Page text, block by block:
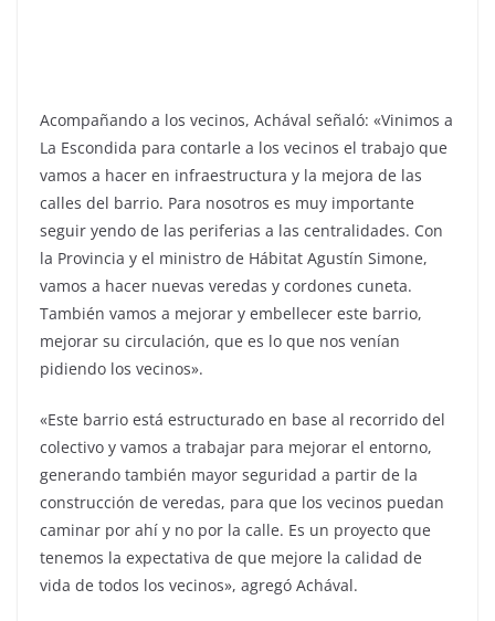
Acompañando a los vecinos, Achával señaló: «Vinimos a
La Escondida para contarle a los vecinos el trabajo que
vamos a hacer en infraestructura y la mejora de las
calles del barrio. Para nosotros es muy importante
seguir yendo de las periferias a las centralidades. Con
la Provincia y el ministro de Hábitat Agustín Simone,
vamos a hacer nuevas veredas y cordones cuneta.
También vamos a mejorar y embellecer este barrio,
mejorar su circulación, que es lo que nos venían
pidiendo los vecinos».
«Este barrio está estructurado en base al recorrido del
colectivo y vamos a trabajar para mejorar el entorno,
generando también mayor seguridad a partir de la
construcción de veredas, para que los vecinos puedan
caminar por ahí y no por la calle. Es un proyecto que
tenemos la expectativa de que mejore la calidad de
vida de todos los vecinos», agregó Achával.